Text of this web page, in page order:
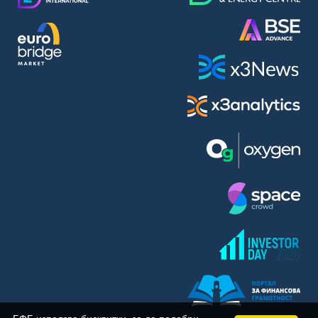
BASF SE (BAS)
Bayer AG (BAYN)
Bayerische Motoren Werke AG (BMW)
BE Semiconductor Industries N.V. (BSI)
Capital One Financial Corp. (CFX)